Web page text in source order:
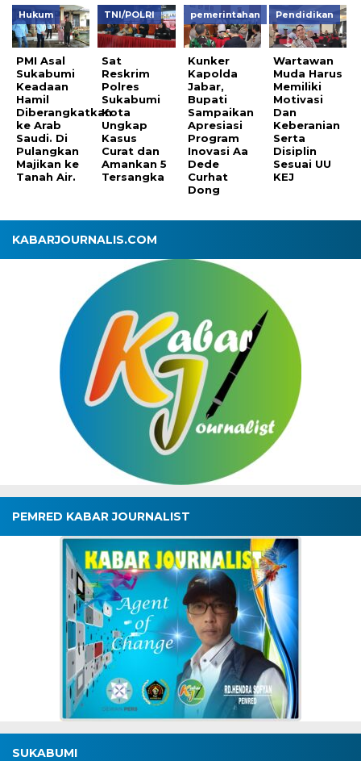
Hukum
PMI Asal
Sukabumi
Keadaan
Hamil
Diberangkatkan
ke Arab
Saudi. Di
Pulangkan
Majikan ke
Tanah Air.
TNI/POLRI
Sat
Reskrim
Polres
Sukabumi
Kota
Ungkap
Kasus
Curat dan
Amankan 5
Tersangka
pemerintahan
Kunker
Kapolda
Jabar,
Bupati
Sampaikan
Apresiasi
Program
Inovasi Aa
Dede
Curhat
Dong
Pendidikan
Wartawan
Muda Harus
Memiliki
Motivasi
Dan
Keberanian
Serta
Disiplin
Sesuai UU
KEJ
KABARJOURNALIS.COM
PEMRED KABAR JOURNALIST
SUKABUMI